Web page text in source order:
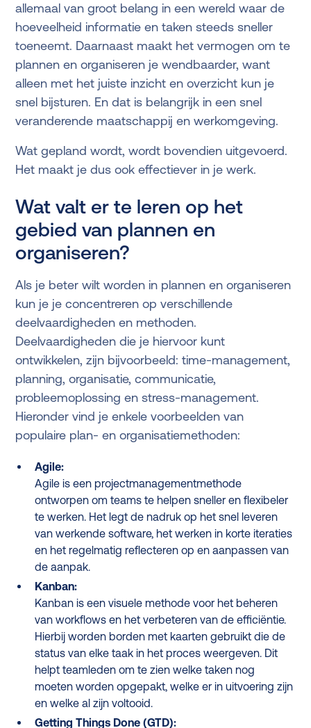
allemaal van groot belang in een wereld waar de
hoeveelheid informatie en taken steeds sneller
toeneemt. Daarnaast maakt het vermogen om te
plannen en organiseren je wendbaarder, want
alleen met het juiste inzicht en overzicht kun je
snel bijsturen. En dat is belangrijk in een snel
veranderende maatschappij en werkomgeving.
Wat gepland wordt, wordt bovendien uitgevoerd.
Het maakt je dus ook effectiever in je werk.
Wat valt er te leren op het
gebied van plannen en
organiseren?
Als je beter wilt worden in plannen en organiseren
kun je je concentreren op verschillende
deelvaardigheden en methoden.
Deelvaardigheden die je hiervoor kunt
ontwikkelen, zijn bijvoorbeeld: time-management,
planning, organisatie, communicatie,
probleemoplossing en stress-management.
Hieronder vind je enkele voorbeelden van
populaire plan- en organisatiemethoden:
Agile:
Agile is een projectmanagementmethode
ontworpen om teams te helpen sneller en flexibeler
te werken. Het legt de nadruk op het snel leveren
van werkende software, het werken in korte iteraties
en het regelmatig reflecteren op en aanpassen van
de aanpak.
Kanban:
Kanban is een visuele methode voor het beheren
van workflows en het verbeteren van de efficiëntie.
Hierbij worden borden met kaarten gebruikt die de
status van elke taak in het proces weergeven. Dit
helpt teamleden om te zien welke taken nog
moeten worden opgepakt, welke er in uitvoering zijn
en welke al zijn voltooid.
Getting Things Done (GTD):